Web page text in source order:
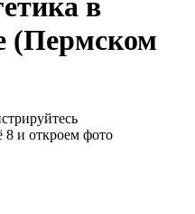
в
(Пермском
8 и откроем фото